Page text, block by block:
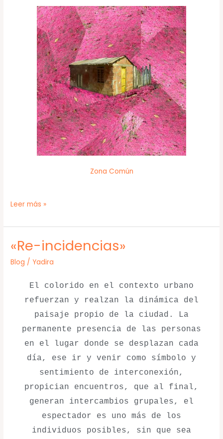
Zona Común
Leer más »
«Re-incidencias»
Blog / Yadira
El colorido en el contexto urbano
refuerzan y realzan la dinámica del
paisaje propio de la ciudad. La
permanente presencia de las personas
en el lugar donde se desplazan cada
día, ese ir y venir como símbolo y
sentimiento de interconexión,
propician encuentros, que al final,
generan intercambios grupales, el
espectador es uno más de los
individuos posibles, sin que sea
«Re-
incidencias»